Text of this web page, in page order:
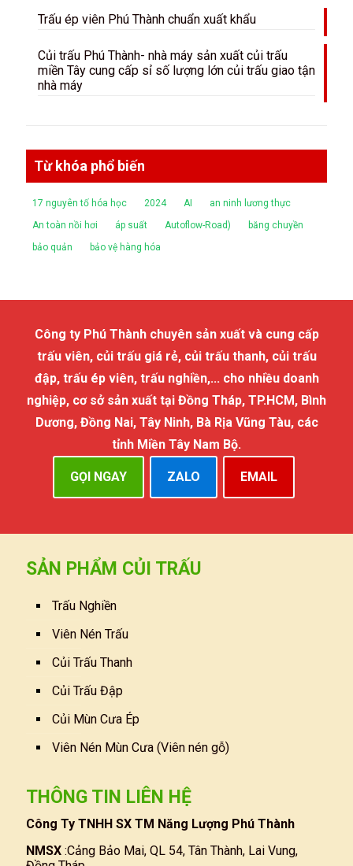
Trấu ép viên Phú Thành chuẩn xuất khẩu
Củi trấu Phú Thành- nhà máy sản xuất củi trấu
miền Tây cung cấp sỉ số lượng lớn củi trấu giao tận
nhà máy
Từ khóa phổ biến
17 nguyên tố hóa học 2024 AI
an ninh lương thực
An toàn nồi hơi
áp suất Autoflow-Road)
băng chuyền
bảo quản
bảo vệ hàng hóa
Công ty Phú Thành chuyên sản xuất và cung cấp
trấu viên, củi trấu giá rẻ, củi trấu thanh, củi trấu
đập, trấu ép viên, trấu nghiền,... cho nhiều doanh
nghiệp, cơ sở sản xuất tại Đồng Tháp, TP.HCM, Bình
Dương, Đồng Nai, Tây Ninh, Bà Rịa Vũng Tàu, các
tỉnh Miền Tây Nam Bộ.
GỌI NGAY ZALO EMAIL
SẢN PHẨM CỦI TRẤU
Trấu Nghiền
Viên Nén Trấu
Củi Trấu Thanh
Củi Trấu Đập
Củi Mùn Cưa Ép
Viên Nén Mùn Cưa (Viên nén gỗ)
THÔNG TIN LIÊN HỆ
Công Ty TNHH SX TM Năng Lượng Phú Thành
NMSX :Cảng Bảo Mai, QL 54, Tân Thành, Lai Vung,